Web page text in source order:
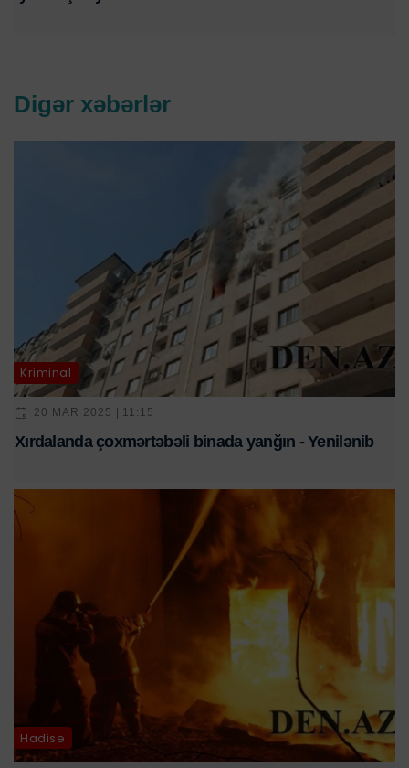
Digər xəbərlər
Kriminal
20 MAR 2025 | 11:15
Xırdalanda çoxmərtəbəli binada yanğın - Yenilənib
Hadisə